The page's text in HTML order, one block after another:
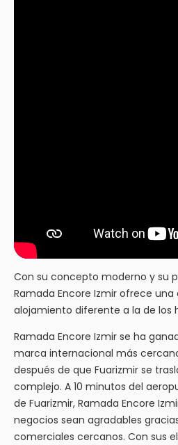
Con su concepto moderno y su
Ramada Encore Izmir ofrece una
alojamiento diferente a la de los
Ramada Encore Izmir se ha
marca internacional más
después de que Fuarizmir se
complejo. A 10 minutos del
de Fuarizmir, Ramada Encore
negocios sean agradables
comerciales cercanos. Con sus